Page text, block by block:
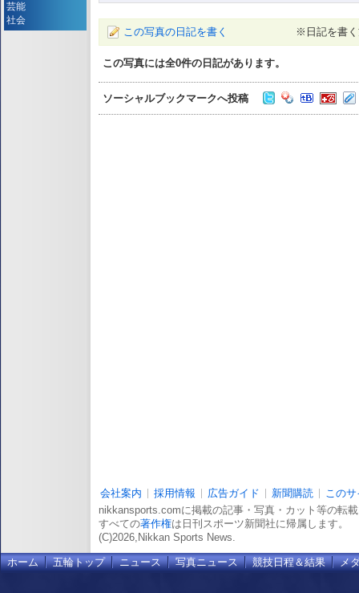
この写真の日記を書く ※日記を書
この写真には全0件の日記があります。
ソーシャルブックマークへ投稿
芸能
社会
会社案内 採用情報 広告ガイド 新聞購読
この
nikkansports.comに掲載の記事・写真・カット等の転
すべての著作権は日刊スポーツ新聞社に帰属します。
(C)2026,Nikkan Sports News.
ホーム 五輪トップ ニュース 写真ニュース 競技日程＆結果 メ